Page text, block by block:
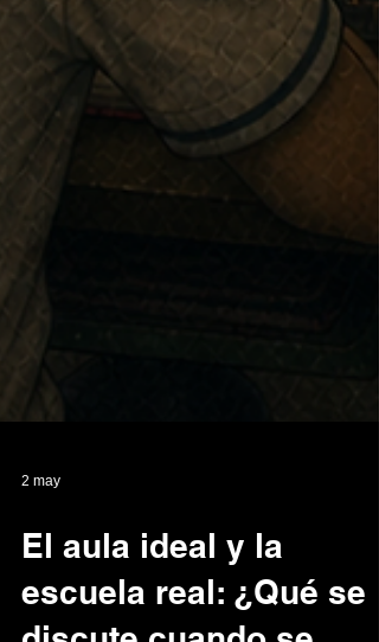
El aula ideal y la
escuela real: ¿Qué se